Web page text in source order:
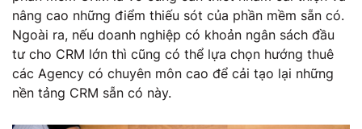
nâng cao những điểm thiếu sót của phần mềm sẵn có.
Ngoài ra, nếu doanh nghiệp có khoản ngân sách đầu
tư cho CRM lớn thì cũng có thể lựa chọn hướng thuê
các Agency có chuyên môn cao để cải tạo lại những
nền tảng CRM sẵn có này.